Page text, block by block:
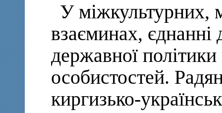
У міжкультурних,
взаєминах, єднанні
державної
особистостей.
киргизько-